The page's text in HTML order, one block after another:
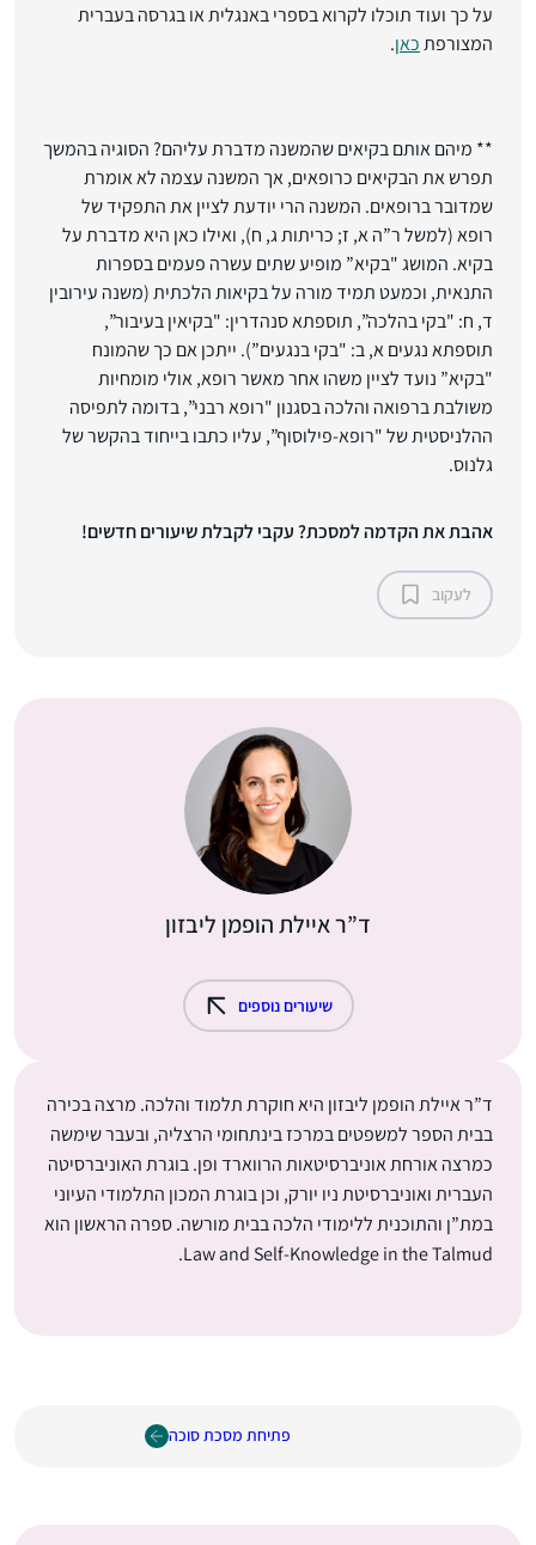
על כך ועוד תוכלו לקרוא בספרי באנגלית או בגרסה בעברית
המצורפתכאן.
** מיהם אותם בקיאים שהמשנה מדברת עליהם? הסוגיה בהמשך
תפרש את הבקיאים כרופאים, אך המשנה עצמה לא אומרת
שמדובר ברופאים. המשנה הרי יודעת לציין את התפקיד של
רופא (למשל ר”ה א, ז; כריתות ג, ח), ואילו כאן היא מדברת על
בקיא. המושג "בקיא” מופיע שתים עשרה פעמים בספרות
התנאית, וכמעט תמיד מורה על בקיאות הלכתית (משנה עירובין
ד, ח: "בקי בהלכה”, תוספתא סנהדרין: "בקיאין בעיבור”,
תוספתא נגעים א, ב: "בקי בנגעים”). ייתכן אם כך שהמונח
"בקיא” נועד לציין משהו אחר מאשר רופא, אולי מומחיות
משולבת ברפואה והלכה בסגנון "רופא רבני”, בדומה לתפיסה
ההלניסטית של "רופא-פילוסוף”, עליו כתבו בייחוד בהקשר של
גלנוס.
אהבת את הקדמה למסכת? עקבי לקבלת שיעורים חדשים!
לעקוב
ד”ר איילת הופמן ליבזון
שיעורים נוספים
ד”ר איילת הופמן ליבזון היא חוקרת תלמוד והלכה. מרצה בכירה
בבית הספר למשפטים במרכז בינתחומי הרצליה, ובעבר שימשה
כמרצה אורחת אוניברסיטאות הרווארד ופן. בוגרת האוניברסיטה
העברית ואוניברסיטת ניו יורק, וכן בוגרת המכון התלמודי העיוני
במת”ן והתוכנית ללימודי הלכה בבית מורשה. ספרה הראשון הוא
Law and Self-Knowledge in the Talmud.
פתיחת מסכת סוכה